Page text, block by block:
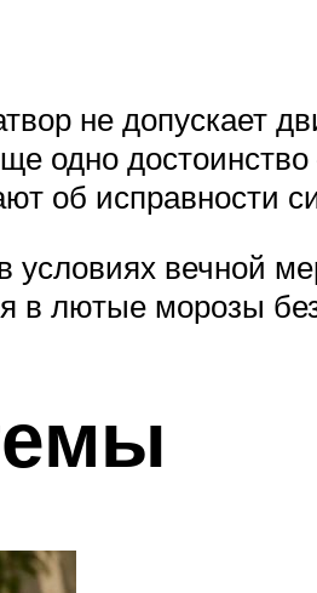
не допускает
одно достоинство
об исправности
условиях вечной
в лютые морозы